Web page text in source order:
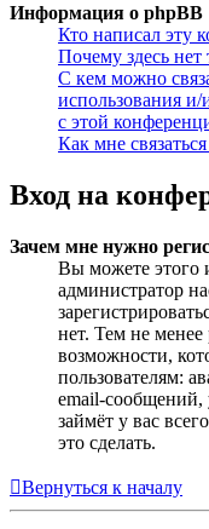
Информация о phpBB
Кто написал эту
Почему здесь
С кем можно
использования
с этой
Как мне
Вход на
Зачем мне нужно
Вы можете этого
администратор
нет. Тем не менее
возможности,
пользователям:
email-сообщений,
займёт у вас
это сделать.
Вернуться к началу